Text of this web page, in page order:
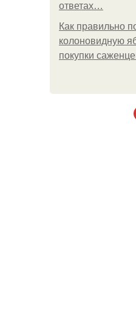
ответах…
Как правильно
колоновидную
покупки